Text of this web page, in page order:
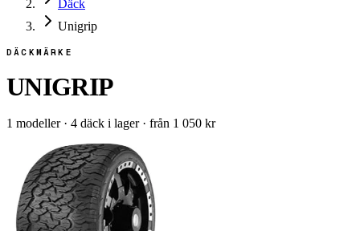
Däck
Unigrip
DÄCKMÄRKE
UNIGRIP
1 modeller· 4 däck i lager· från 1 050 kr